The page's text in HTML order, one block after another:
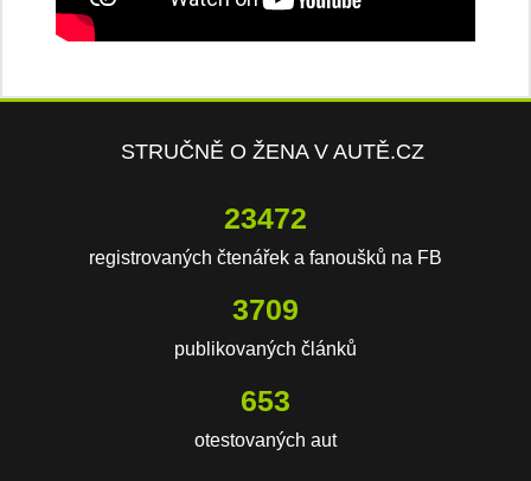
STRUČNĚ O ŽENA V AUTĚ.CZ
23472
registrovaných čtenářek a fanoušků na FB
3709
publikovaných článků
653
otestovaných aut